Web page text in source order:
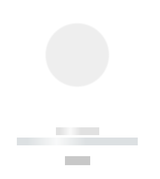
------------
----------- ----------- ----------